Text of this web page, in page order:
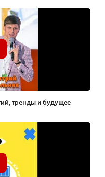
тренды и будущее